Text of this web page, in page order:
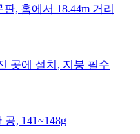
, 홈에서 18.44m 거리
곳에 설치, 지붕 필수
, 141~148g